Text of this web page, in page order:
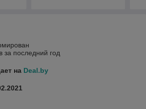
за последний год
на Deal.by